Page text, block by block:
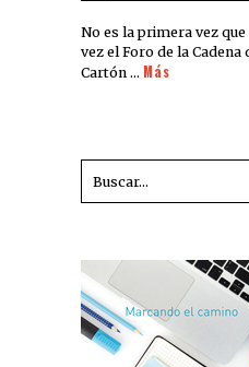
No es la primera vez
vez el Foro de la Cadena
Cartón … Más